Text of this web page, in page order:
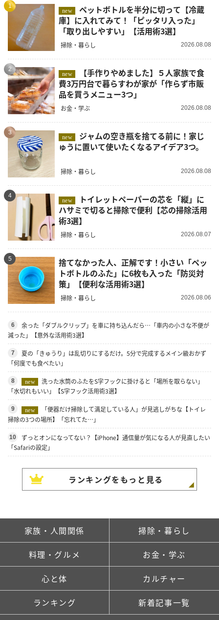
1
new
ペットボトルを半分に切って【冷蔵
庫】に入れてみて！「ピッタリ入った」
「取り出しやすい」【活用術3選】
掃除・暮らし 2026.08.08
2
new
費3万円台で暮らすわが家が「作らず市販
品を買うメニュー3つ」
お金・学ぶ 2026.08.08
3
new
ゅうに置いて使いたくなるアイデア3つ。
掃除・暮らし 2026.08.08
4
new
ハサミで切ると掃除で便利【芯の掃除活用
術3選】
掃除・暮らし 2026.08.07
5
捨てなかった人、正解です！小さい「ペッ
トボトルのふた」に6枚も入った「防災対
策」【便利な活用術3選】
掃除・暮らし 2026.08.06
6
余った「ダブルクリップ」を車に持ち込んだら…「車内の小さな不便が
減った」【意外な活用術3選】
7
夏の「きゅうり」は乱切りにするだけ。5分で完成するメイン級おかず
「何度でも食べたい」
8 new
洗った水筒のふたをS字フックに掛けると「場所を取らない」
「水切れもいい」【S字フック活用術3選】
9 new
「便器だけ掃除して満足している人」が見逃しがちな【トイレ
掃除の3つの場所】「忘れてた…」
10
ずっとオンになってない？【iPhone】通信量が気になる人が見直したい
「Safariの設定」
ランキングをもっと見る
家族・人間関係 掃除・暮らし
料理・グルメ お金・学ぶ
心と体 カルチャー
ランキング 新着記事一覧